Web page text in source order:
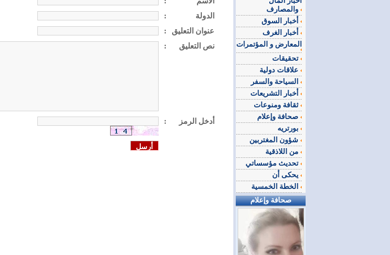
:
الدولة
:
عنوان التعليق
:
نص التعليق
: أدخل الرمز
المعارض و المؤتمرات
تحقيقات
ثقافة ومنوعات
تحديث مؤسساتي
صحافة وإعلام